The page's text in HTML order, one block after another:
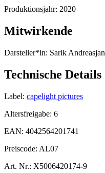
Produktionsjahr: 2020
Mitwirkende
Darsteller*in: Sarik Andreasjan
Technische Details
Label: capelight pictures
Altersfreigabe: 6
EAN: 4042564201741
Preiscode: AL07
Art. Nr.: X5006420174-9